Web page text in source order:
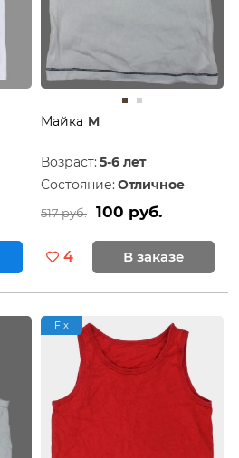
Майка M
Возраст: 5-6 лет
Состояние: Отличное
517 руб. 100 руб.
4 В заказе
Fix